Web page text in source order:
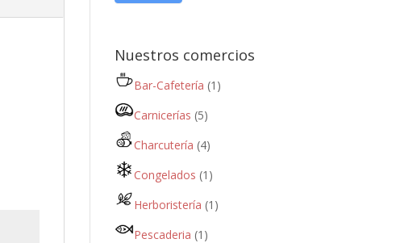
Nuestros comercios
Bar-Cafetería (1)
Carnicerías (5)
Charcutería (4)
Congelados (1)
Herboristería (1)
Pescaderia (1)